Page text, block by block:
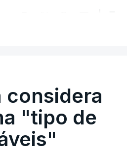
considera
"tipo de